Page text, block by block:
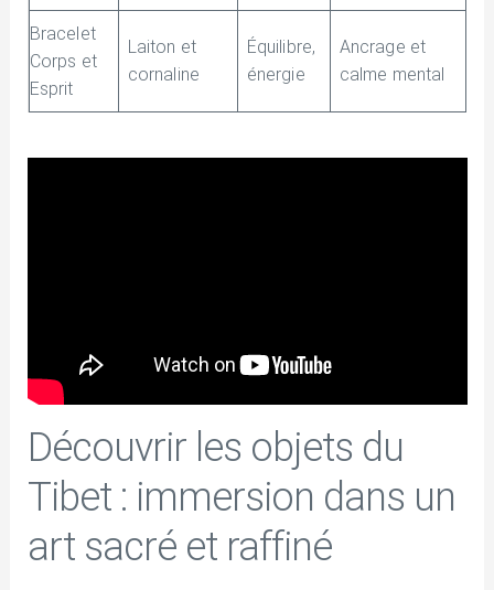
Bracelet
Corps et
Esprit
Laiton et
cornaline
Équilibre,
énergie
Ancrage et
calme mental
Découvrir les objets du
Tibet : immersion dans un
art sacré et raffiné